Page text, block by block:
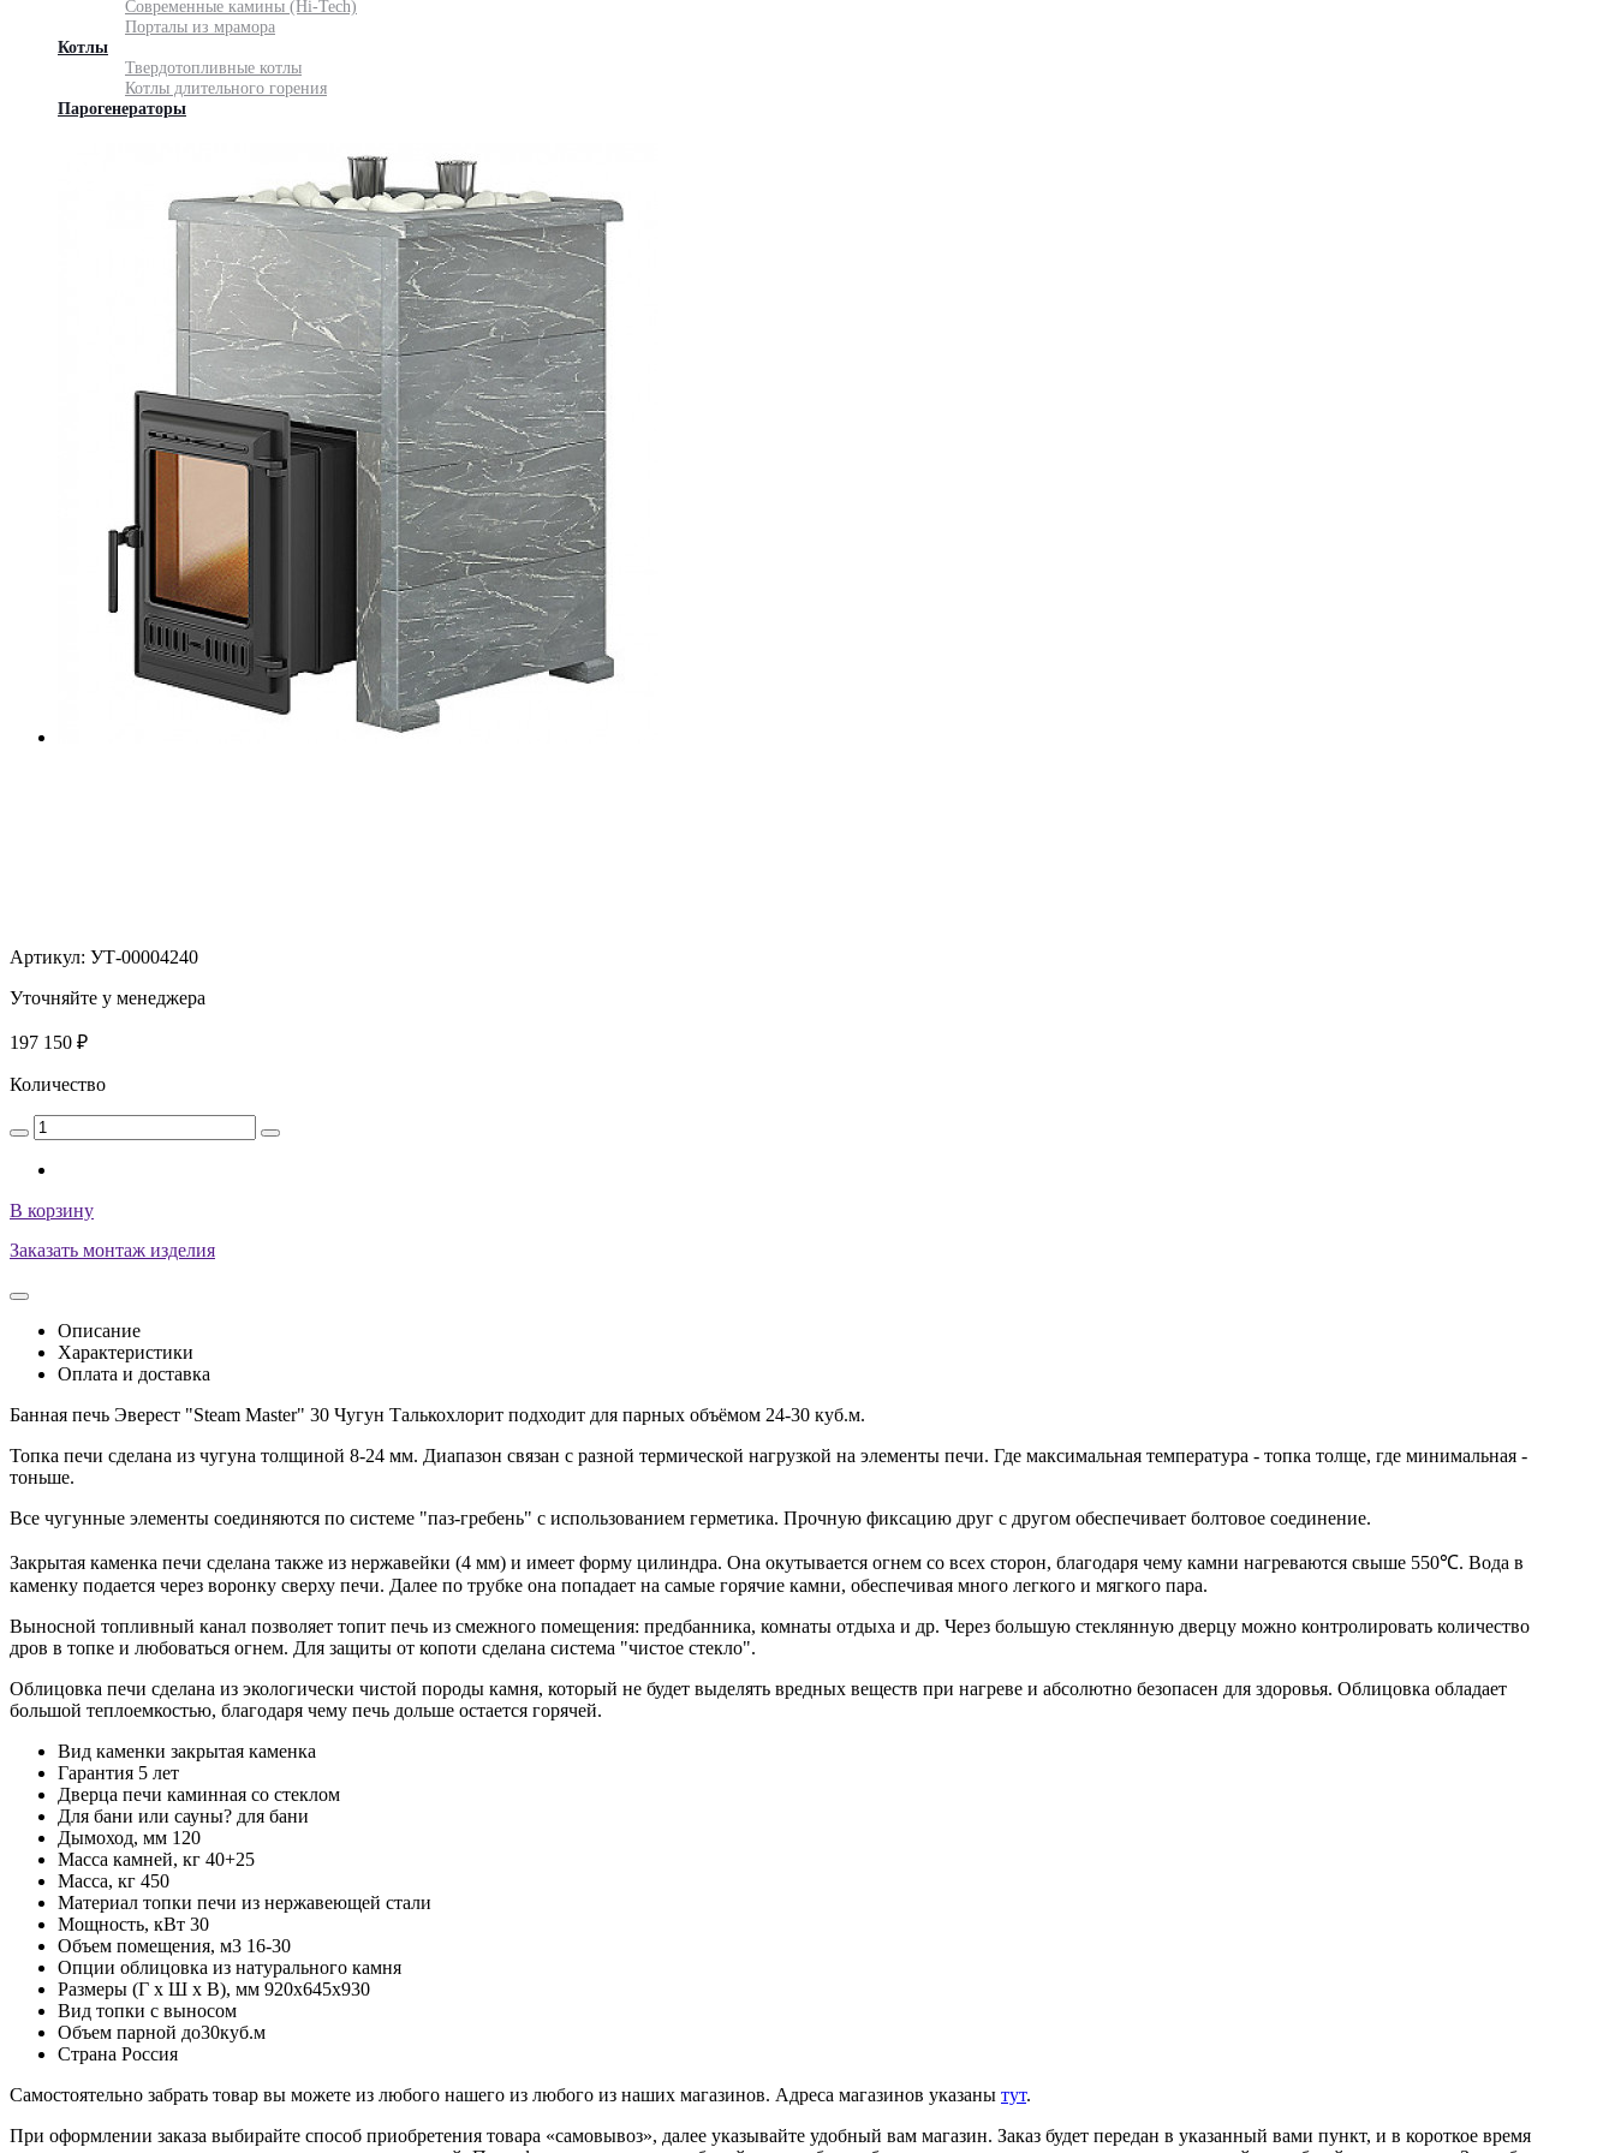
Современные камины (Hi-Tech)
Порталы из мрамора
Котлы
Твердотопливные котлы
Котлы длительного горения
Парогенераторы
Артикул: УТ-00004240
Уточняйте у менеджера
197 150 ₽
Количество
В корзину
Заказать монтаж изделия
Описание
Характеристики
Оплата и доставка
Банная печь Эверест "Steam Master" 30 Чугун Талькохлорит подходит для парных объёмом 24-30 куб.м.
Топка печи сделана из чугуна толщиной 8-24 мм. Диапазон связан с разной термической нагрузкой на элементы печи. Где максимальная температура - топка толще, где минимальная -
тоньше.
Все чугунные элементы соединяются по системе "паз-гребень" с использованием герметика. Прочную фиксацию друг с другом обеспечивает болтовое соединение.
Закрытая каменка печи сделана также из нержавейки (4 мм) и имеет форму цилиндра. Она окутывается огнем со всех сторон, благодаря чему камни нагреваются свыше 550℃. Вода в
каменку подается через воронку сверху печи. Далее по трубке она попадает на самые горячие камни, обеспечивая много легкого и мягкого пара.
Выносной топливный канал позволяет топит печь из смежного помещения: предбанника, комнаты отдыха и др. Через большую стеклянную дверцу можно контролировать количество
дров в топке и любоваться огнем. Для защиты от копоти сделана система "чистое стекло".
Облицовка печи сделана из экологически чистой породы камня, который не будет выделять вредных веществ при нагреве и абсолютно безопасен для здоровья. Облицовка обладает
большой теплоемкостью, благодаря чему печь дольше остается горячей.
Вид каменки закрытая каменка
Гарантия 5 лет
Дверца печи каминная со стеклом
Для бани или сауны? для бани
Дымоход, мм 120
Масса камней, кг 40+25
Масса, кг 450
Материал топки печи из нержавеющей стали
Мощность, кВт 30
Объем помещения, м3 16-30
Опции облицовка из натурального камня
Размеры (Г х Ш х В), мм 920х645х930
Вид топки с выносом
Объем парной до30куб.м
Страна Россия
Самостоятельно забрать товар вы можете из любого нашего из любого из наших магазинов. Адреса магазинов указаны тут.
При оформлении заказа выбирайте способ приобретения товара «самовывоз», далее указывайте удобный вам магазин. Заказ будет передан в указанный вами пункт, и в короткое время